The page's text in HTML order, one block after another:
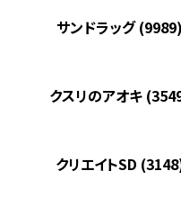
サンドラッグ (9989)
クスリのアオキ
クリエイトSD